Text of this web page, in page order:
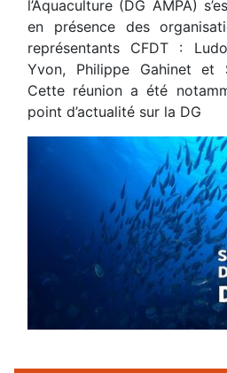
l’Aquaculture (DG AMPA)
en présence des
représentants CFDT :
Yvon, Philippe Gahinet et
Cette réunion a été
point d’actualité sur la DG